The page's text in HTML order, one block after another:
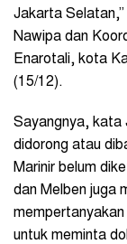
Jakarta
Nawipa dan
Enarotali, kota
(15/12).
Sayangnya, kata
didorong atau
Marinir belum
dan Melben juga
untuk meminta